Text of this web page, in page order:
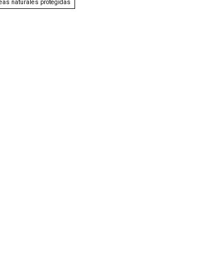
naturales protegidas